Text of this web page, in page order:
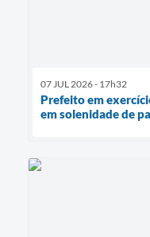
07 JUL 2026 - 17h32
Prefeito em
em solenidade de